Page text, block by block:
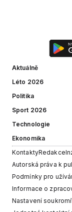
Aktuálně
Léto 2026
Politika
Sport 2026
Technologie
Ekonomika
KontaktyRedakce
Autorská práva k
Podmínky pro
Informace o
Nastavení soukromí